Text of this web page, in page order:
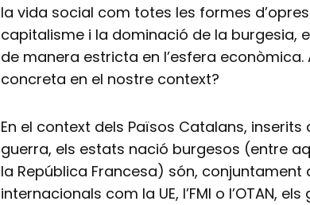
la vida social com totes les formes
capitalisme i la dominació de la burgesia,
de manera estricta en l’esfera econòmica.
concreta en el nostre context?
En el context dels Països Catalans, inserits
guerra, els estats nació burgesos (entre
la República Francesa) són, conjuntament
internacionals com la UE, l’FMI o l’OTAN,